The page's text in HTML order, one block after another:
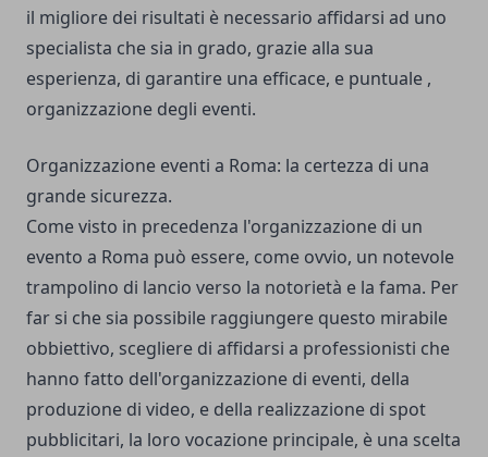
il migliore dei risultati è necessario affidarsi ad uno
specialista che sia in grado, grazie alla sua
esperienza, di garantire una efficace, e puntuale ,
organizzazione degli eventi.
Organizzazione eventi a Roma: la certezza di una
grande sicurezza.
Come visto in precedenza l'organizzazione di un
evento a Roma può essere, come ovvio, un notevole
trampolino di lancio verso la notorietà e la fama. Per
far si che sia possibile raggiungere questo mirabile
obbiettivo, scegliere di affidarsi a professionisti che
hanno fatto dell'organizzazione di eventi, della
produzione di video, e della realizzazione di spot
pubblicitari, la loro vocazione principale, è una scelta